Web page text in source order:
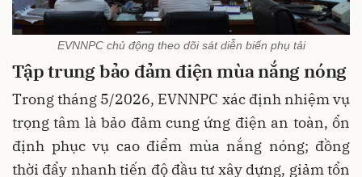
EVNNPC chủ động theo dõi sát diễn biến phụ tải
Tập trung bảo đảm điện mùa nắng nóng
Trong tháng 5/2026, EVNNPC xác định nhiệm vụ
trọng tâm là bảo đảm cung ứng điện an toàn, ổn
định phục vụ cao điểm mùa nắng nóng; đồng
thời đẩy nhanh tiến độ đầu tư xây dựng, giảm tổn